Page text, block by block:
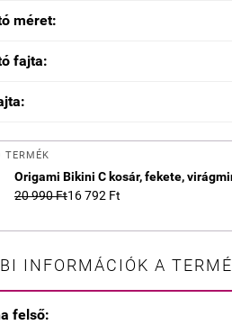
méret:
fajta:
TERMÉK
Origami Bikini C kosár, fekete,
20 990 Ft16 792 Ft
INFORMÁCIÓK A
felső: